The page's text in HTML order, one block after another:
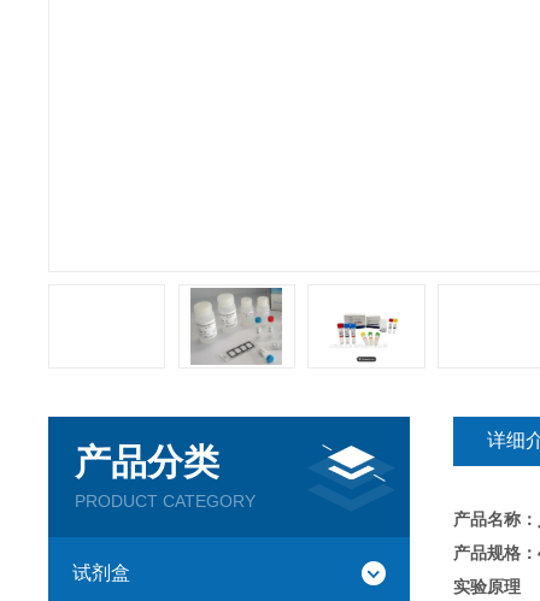
产品分类
PRODUCT CATEGORY
试剂盒
详细
产品名称：
产品规格
实验原理